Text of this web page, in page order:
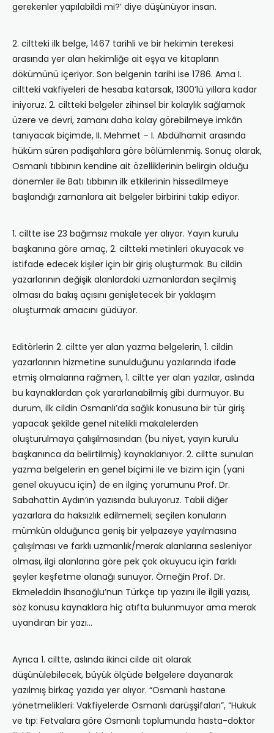
gerekenler yapılabildi mi?’ diye düşünüyor insan.
2. ciltteki ilk belge, 1467 tarihli ve bir hekimin terekesi
arasında yer alan hekimliğe ait eşya ve kitapların
dökümünü içeriyor. Son belgenin tarihi ise 1786. Ama I.
ciltteki vakfiyeleri de hesaba katarsak, 1300’lü yıllara kadar
iniyoruz. 2. ciltteki belgeler zihinsel bir kolaylık sağlamak
üzere ve devri, zamanı daha kolay görebilmeye imkân
tanıyacak biçimde, II. Mehmet – I. Abdülhamit arasında
hüküm süren padişahlara göre bölümlenmiş. Sonuç olarak,
Osmanlı tıbbının kendine ait özelliklerinin belirgin olduğu
dönemler ile Batı tıbbının ilk etkilerinin hissedilmeye
başlandığı zamanlara ait belgeler birbirini takip ediyor.
1. ciltte ise 23 bağımsız makale yer alıyor. Yayın kurulu
başkanına göre amaç, 2. ciltteki metinleri okuyacak ve
istifade edecek kişiler için bir giriş oluşturmak. Bu cildin
yazarlarının değişik alanlardaki uzmanlardan seçilmiş
olması da bakış açısını genişletecek bir yaklaşım
oluşturmak amacını güdüyor.
Editörlerin 2. ciltte yer alan yazma belgelerin, 1. cildin
yazarlarının hizmetine sunulduğunu yazılarında ifade
etmiş olmalarına rağmen, 1. ciltte yer alan yazılar, aslında
bu kaynaklardan çok yararlanabilmiş gibi durmuyor. Bu
durum, ilk cildin Osmanlı’da sağlık konusuna bir tür giriş
yapacak şekilde genel nitelikli makalelerden
oluşturulmaya çalışılmasından (bu niyet, yayın kurulu
başkanınca da belirtilmiş) kaynaklanıyor. 2. ciltte sunulan
yazma belgelerin en genel biçimi ile ve bizim için (yani
genel okuyucu için) de en ilginç yorumunu Prof. Dr.
Sabahattin Aydın’ın yazısında buluyoruz. Tabii diğer
yazarlara da haksızlık edilmemeli; seçilen konuların
mümkün olduğunca geniş bir yelpazeye yayılmasına
çalışılması ve farklı uzmanlık/merak alanlarına sesleniyor
olması, ilgi alanlarına göre pek çok okuyucu için farklı
şeyler keşfetme olanağı sunuyor. Örneğin Prof. Dr.
Ekmeleddin İhsanoğlu’nun Türkçe tıp yazını ile ilgili yazısı,
söz konusu kaynaklara hiç atıfta bulunmuyor ama merak
uyandıran bir yazı…
Ayrıca 1. ciltte, aslında ikinci cilde ait olarak
düşünülebilecek, büyük ölçüde belgelere dayanarak
yazılmış birkaç yazıda yer alıyor. “Osmanlı hastane
yönetmelikleri: Vakfiyelerde Osmanlı darüşşifaları”, “Hukuk
ve tıp: Fetvalara göre Osmanlı toplumunda hasta-doktor